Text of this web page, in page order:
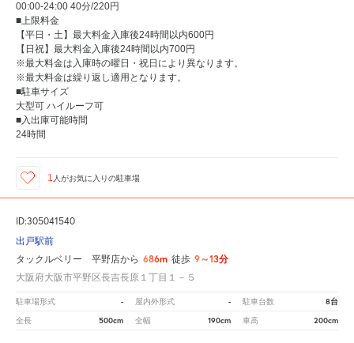
00:00-24:00 40分/220円
■上限料金
【平日・土】最大料金入庫後24時間以内600円
【日祝】最大料金入庫後24時間以内700円
※最大料金は入庫時の曜日・祝日により異なります。
※最大料金は繰り返し適用となります。
■駐車サイズ
大型可 ハイルーフ可
■入出庫可能時間
24時間
1 人がお気に入りの駐車場
ID:305041540
出戸駅前
タックルベリー 平野店から 686m 徒歩 9～13分
大阪府大阪市平野区長吉長原１丁目１－５
駐車場形式 - 屋内外形式 - 駐車台数 8台
全長 500cm 全幅 190cm 車高 200cm